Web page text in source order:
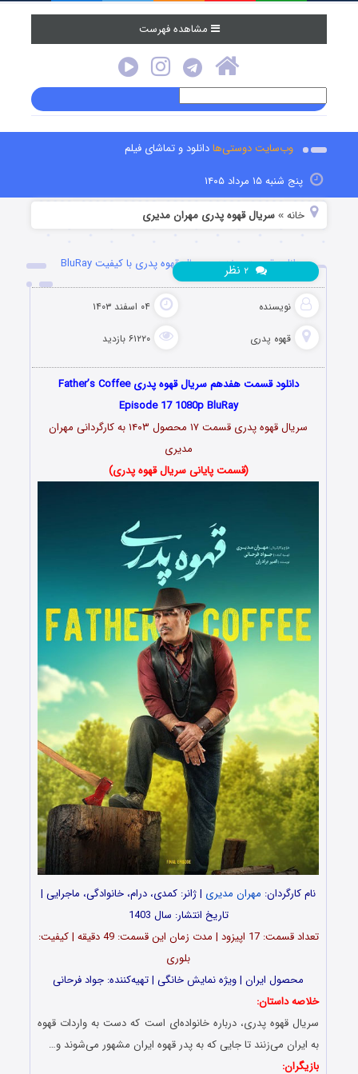
مشاهده فهرست
وب‌سایت دوستی‌هادانلود و تماشای فیلم
پنج شنبه ۱۵ مرداد ۱۴۰۵
خانه »سریال قهوه پدری مهران مدیری
دانلود قسمت هفدهم سریال قهوه پدری با کیفیت BluRay
نویسنده ۰۴ اسفند ۱۴۰۳
قهوه پدری ۶۱۲۲۰ بازدید
۲ نظر
دانلود قسمت هفدهم سریال قهوه پدری Father’s Coffee
Episode 17 1080p BluRay
سریال قهوه پدری قسمت ۱۷ محصول ۱۴۰۳ به کارگردانی مهران
مدیری
(قسمت پایانی سریال قهوه پدری)
نام کارگردان: مهران مدیری | ژانر: کمدی، درام، خانوادگی، ماجرایی |
تاریخ انتشار: سال 1403
تعداد قسمت‌: 17 اپیزود | مدت زمان این قسمت: 49 دقیقه | کیفیت:
بلوری
محصول ایران | ویژه نمایش خانگی | تهیه‌کننده: جواد فرحانی
خلاصه داستان:
سریال قهوه پدری، درباره خانواده‌‌ای است که دست به واردات قهوه
به ایران می‌‌زنند تا جایی که به پدر قهوه ایران مشهور می‌‌شوند و…
بازیگران: